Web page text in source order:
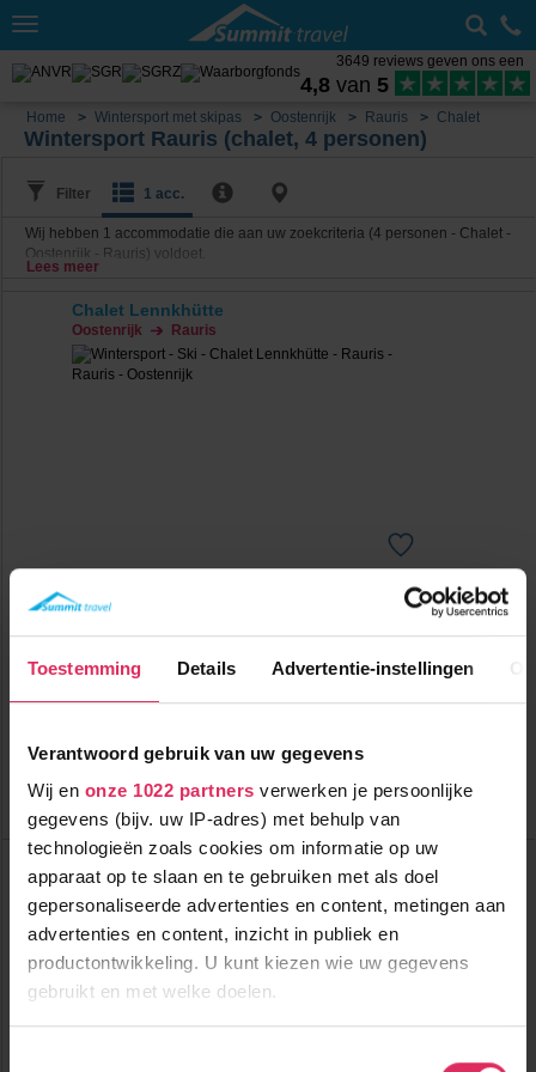
Toestemming Details Advertentie-instellingen
Verantwoord gebruik van uw gegevens
Wij en onze 1022 partners verwerken je persoonlijke
gegevens (bijv. uw IP-adres) met behulp van
technologieën zoals cookies om informatie op uw
apparaat op te slaan en te gebruiken met als doel
gepersonaliseerde advertenties en content, metingen aan
advertenties en content, inzicht in publiek en
productontwikkeling. U kunt kiezen wie uw gegevens
gebruikt en met welke doelen.
Toggle
3649 reviews geven ons een
4,8 van 5
Home Wintersport met skipas Oostenrijk Rauris Chalet
Wintersport Rauris (chalet, 4 personen)
Filter 1 acc.
Wij hebben 1 accommodatie die aan uw zoekcriteria (4 personen - Chalet -
Oostenrijk - Rauris) voldoet.
Lees meer
Chalet Lennkhütte
Oostenrijk Rauris
Knus chalet (max. 5 personen) met sauna in Rauris.
vanaf
612 p.p.
( bij 4 personen )
9500m tot centrum
9200m tot skilift
Bekijk deze vakantie
Top Skigebieden:
3 Länder Freizeit-Arena
Ankogel-Mölltaler Gletscher
Top Accommodaties:
Chalet Goldwäscherhütte
Chalet Lennkhütte